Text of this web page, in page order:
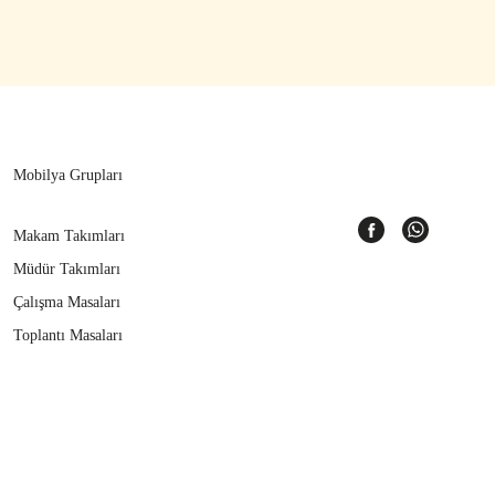
Mobilya Grupları
Makam Takımları
Müdür Takımları
Çalışma Masaları
Toplantı Masaları